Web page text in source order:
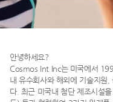
안녕하세요?
Cosmos Int Inc는 미국에서
내 유수회사와 해외에 기술지원,
다. 최근 미국내 첨단 제조시설